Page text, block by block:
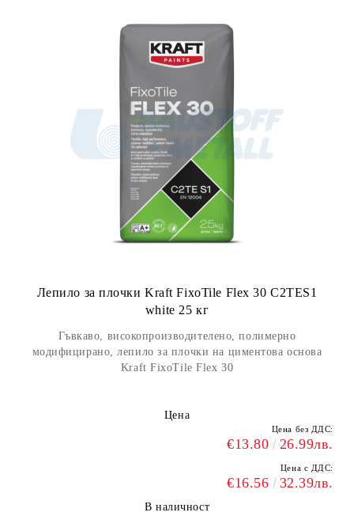
Лепило за плочки Kraft FixoTile Flex 30 C2TES1
white 25 кг
Гъвкаво, високопроизводителено, полимерно
модифицирано, лепило за плочки на циментова основа
Kraft FixoTile Flex 30
Цена
Цена без ДДС:
€13.80 26.99лв.
Цена с ДДС:
€16.56 32.39лв.
В наличност